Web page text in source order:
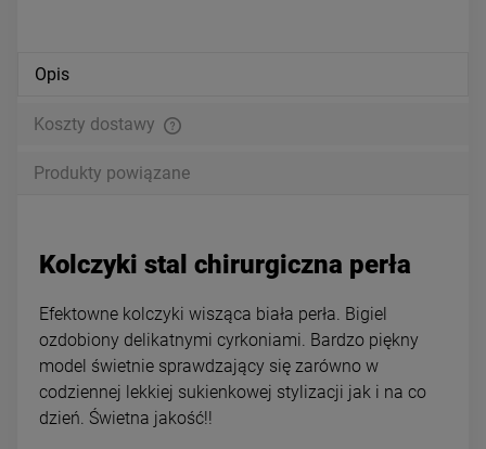
Opis
Koszty dostawy
Produkty powiązane
Kolczyki stal chirurgiczna perła
Efektowne kolczyki wisząca biała perła. Bigiel
ozdobiony delikatnymi cyrkoniami. Bardzo piękny
model świetnie sprawdzający się zarówno w
codziennej lekkiej sukienkowej stylizacji jak i na co
dzień. Świetna jakość!!